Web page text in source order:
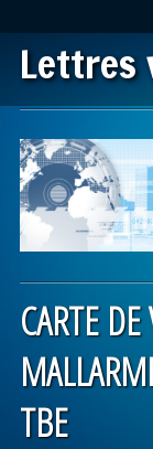
Lettres
Main menu
CARTE
TBE